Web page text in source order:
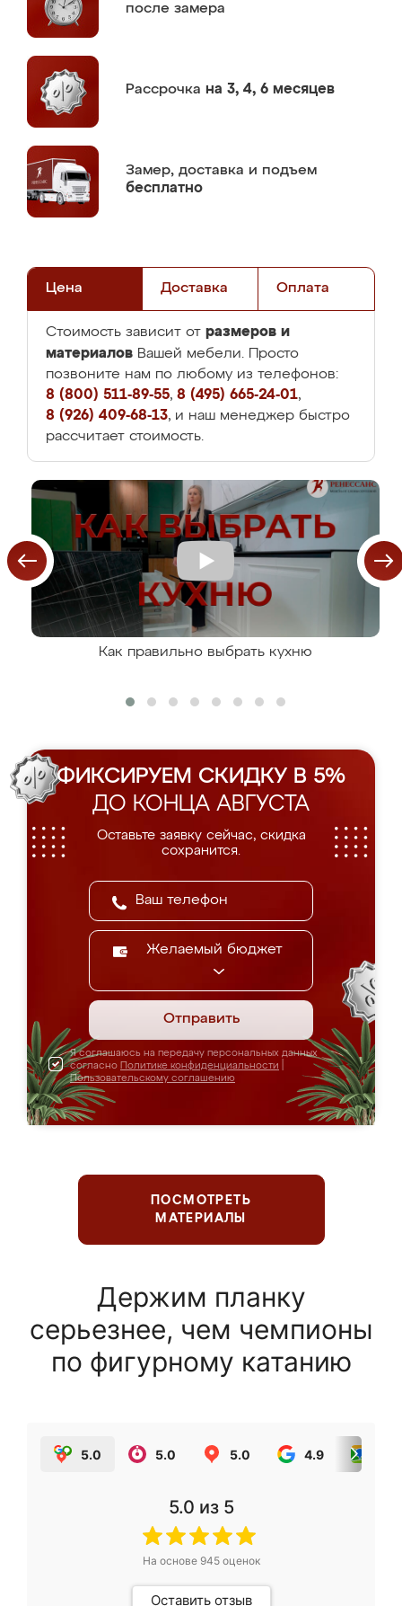
после замера
Рассрочка на 3, 4, 6 месяцев
Замер, доставка и подъем
бесплатно
Цена Доставка Оплата
Стоимость зависит от размеров и
материалов Вашей мебели. Просто
позвоните нам по любому из телефонов:
8 (800) 511-89-55, 8 (495) 665-24-01,
8 (926) 409-68-13, и наш менеджер быстро
рассчитает стоимость.
Как правильно выбрать кухню
ФИКСИРУЕМ СКИДКУ В 5%
ДО КОНЦА АВГУСТА
Оставьте заявку сейчас, скидка
сохранится.
Желаемый бюджет
Отправить
Я соглашаюсь на передачу персональных данных
согласно Политике конфиденциальности
Пользовательскому соглашению
ПОСМОТРЕТЬ
МАТЕРИАЛЫ
Держим планку
серьезнее, чем чемпионы
по фигурному катанию
5.0 5.0 5.0 4.9
5.0 из 5
На основе 945оценок
Оставить отзыв